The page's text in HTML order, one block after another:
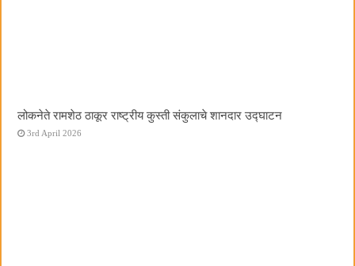
लोकनेते रामशेठ ठाकूर राष्ट्रीय कुस्ती संकुलाचे शानदार उद्घाटन
3rd April 2026